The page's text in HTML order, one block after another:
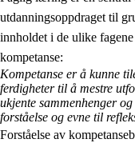
2. Prinsipper for
2.1 Sosial læring
utdanningsoppdraget til
innholdet i de ulike
kompetanse:
Kompetanse er å kunne
ferdigheter til å mestre
ukjente sammenhenger
forståelse og evne til
Forståelse av